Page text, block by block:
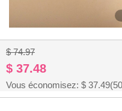
$ 74.97
$ 37.48
Vous économisez: $ 37.49